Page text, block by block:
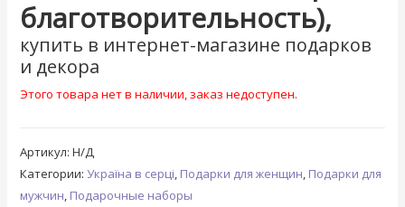
благотворительность),
купить в интернет-магазине подарков
и декора
Этого товара нет в наличии, заказ недоступен.
Артикул:Н/Д
Категории:Україна в серці, Подарки для женщин, Подарки для
мужчин, Подарочные наборы